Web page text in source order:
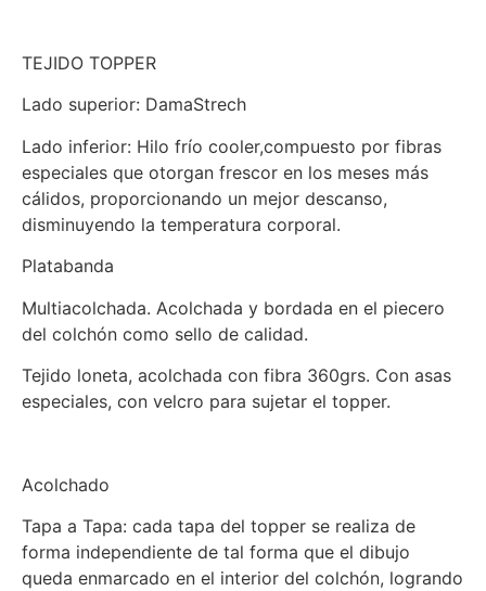
TEJIDO TOPPER
Lado superior: DamaStrech
Lado inferior: Hilo frío cooler,compuesto por fibras
especiales que otorgan frescor en los meses más
cálidos, proporcionando un mejor descanso,
disminuyendo la temperatura corporal.
Platabanda
Multiacolchada. Acolchada y bordada en el piecero
del colchón como sello de calidad.
Tejido loneta, acolchada con fibra 360grs. Con asas
especiales, con velcro para sujetar el topper.
Acolchado
Tapa a Tapa: cada tapa del topper se realiza de
forma independiente de tal forma que el dibujo
queda enmarcado en el interior del colchón, logrando